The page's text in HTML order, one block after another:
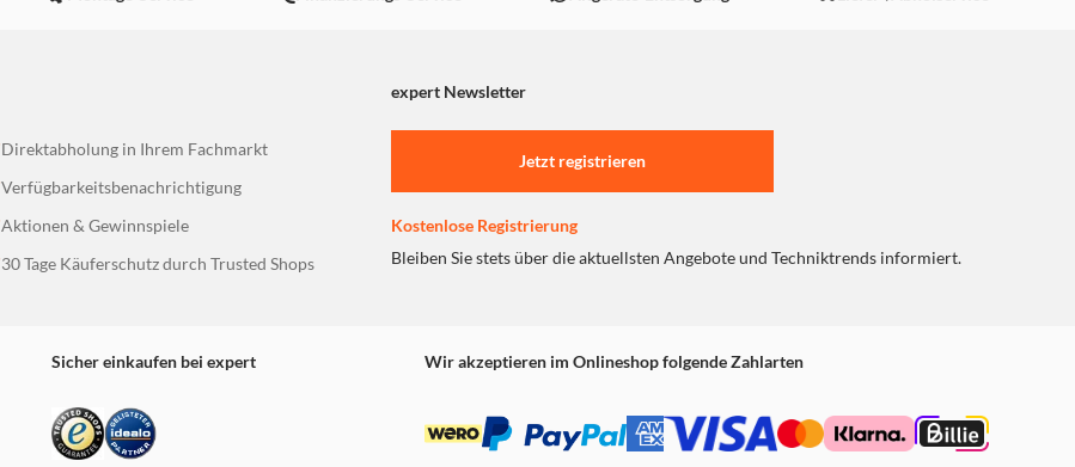
expert Newsletter
Direktabholung in Ihrem Fachmarkt
Verfügbarkeitsbenachrichtigung
Aktionen & Gewinnspiele
30 Tage Käuferschutz durch Trusted Shops
Jetzt registrieren
Kostenlose Registrierung
Bleiben Sie stets über die aktuellsten Angebote und Techniktrends informiert.
Sicher einkaufen bei expert Wir akzeptieren im Onlineshop folgende Zahlarten